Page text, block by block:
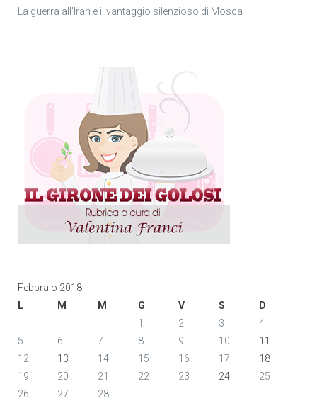
La guerra all’Iran e il vantaggio silenzioso di Mosca
Febbraio 2018
L
M M G V S
D
1
2 3
4
5
6 7 8 9 10
11
12
13 14 15 16 17
18
19
20 21 22 23 24
25
26
27
28